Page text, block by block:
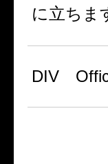
に立ちま
DIV